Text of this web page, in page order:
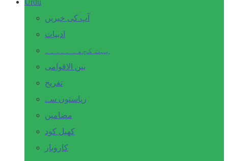
Urdu
آپ کی خبریں
ادبیات
بہت کچھ۔ ۔۔۔۔۔
بین الاقوامی
تفریح
ریاستوں سے
مضامین
کھیل کود
کاروبار